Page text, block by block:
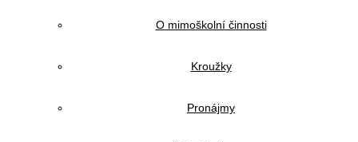
O mimoškolní činnosti
Kroužky
Pronájmy